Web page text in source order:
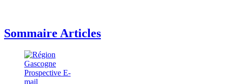
Sommaire Articles